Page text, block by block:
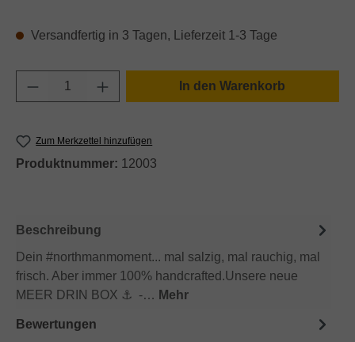
Versandfertig in 3 Tagen, Lieferzeit 1-3 Tage
Produkt Anzahl: Gib den gewünschten
In den Warenkorb
Zum Merkzettel hinzufügen
Produktnummer: 12003
Beschreibung
Dein #northmanmoment... mal salzig, mal rauchig, mal
frisch. Aber immer 100% handcrafted.Unsere neue
MEER DRIN BOX ⚓ -… Mehr
Bewertungen